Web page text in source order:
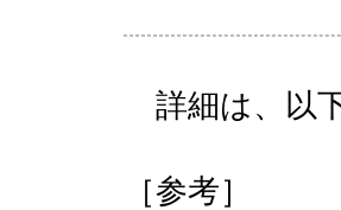
詳細は、以
［参考］